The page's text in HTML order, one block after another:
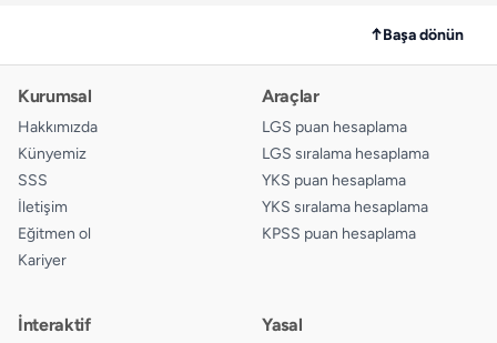
↑Başa dönün
Kurumsal
Hakkımızda
Künyemiz
SSS
İletişim
Eğitmen ol
Kariyer
Araçlar
LGS puan hesaplama
LGS sıralama hesaplama
YKS puan hesaplama
YKS sıralama hesaplama
KPSS puan hesaplama
İnteraktif Yasal